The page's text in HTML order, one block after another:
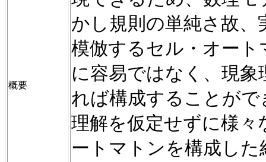
概要
かし規則の単純さ故
模倣するセル・オー
に容易ではなく、現
れば構成することがで
理解を仮定せずに様
ートマトンを構成し